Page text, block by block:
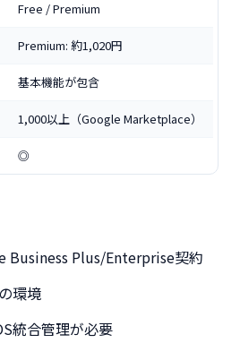
Free / Premium
Premium: 約1,020円
基本機能が包含
1,000以上（Google Marketplace）
◎
Business Plus/Enterprise契約
環境
統合管理が必要